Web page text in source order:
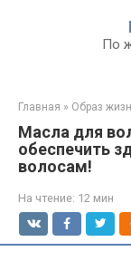
По
Главная » Образ
Масла для
обеспечить
волосам!
На чтение: 12 мин